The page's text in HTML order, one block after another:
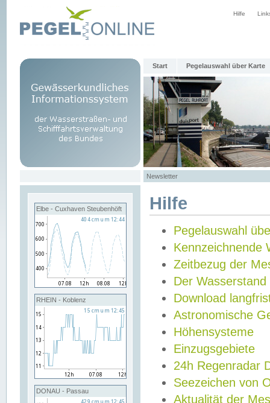
Hilfe
Start Pegelauswahl über Karte
Newsletter
Elbe - Cuxhaven Steubenhöft
RHEIN - Koblenz
DONAU - Passau
Hilfe
Pegelauswahl
Kennzeichnende
Zeitbezug der
Der Wasserstand
Download
Astronomische
Höhensysteme
Einzugsgebiete
24h Regenradar
Seezeichen von
Aktualität der